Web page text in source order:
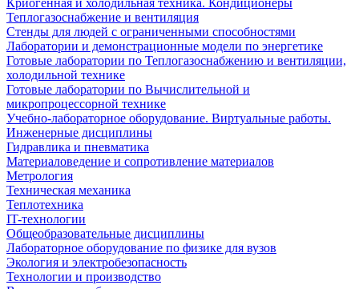
Криогенная и холодильная техника. Кондиционеры
Теплогазоснабжение и вентиляция
Стенды для людей с ограниченными способностями
Лаборатории и демонстрационные модели по энергетике
Готовые лаборатории по Теплогазоснабжению и вентиляции,
холодильной технике
Готовые лаборатории по Вычислительной и
микропроцессорной технике
Учебно-лабораторное оборудование. Виртуальные работы.
Инженерные дисциплины
Гидравлика и пневматика
Материаловедение и сопротивление материалов
Метрология
Техническая механика
Теплотехника
IT-технологии
Общеобразовательные дисциплины
Лабораторное оборудование по физике для вузов
Экология и электробезопасность
Технологии и производство